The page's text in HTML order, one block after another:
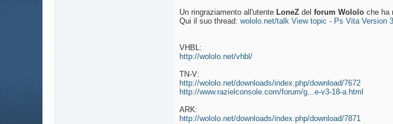
Un ringraziamento all'utente LoneZ del forum Wololo che ha
Qui il suo thread: wololo.net/talk View topic - Ps Vita Version
VHBL:
http://wololo.net/vhbl/
TN-V:
http://wololo.net/downloads/index.php/download/7672
http://www.razielconsole.com/forum/g...e-v3-18-a.html
ARK:
http://wololo.net/downloads/index.php/download/7871